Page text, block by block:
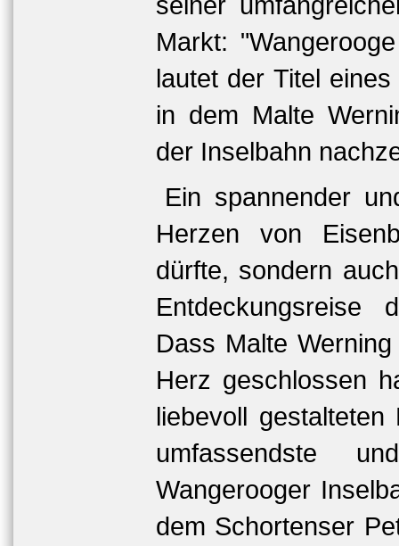
Markt:
lautet der Titel
in dem Malte
der Inselbahn
Ein spannender
Herzen von
dürfte, sondern
Entdeckungsreise
Dass Malte
Herz geschlossen
liebevoll
umfassendste
Wangerooger
dem Schortenser